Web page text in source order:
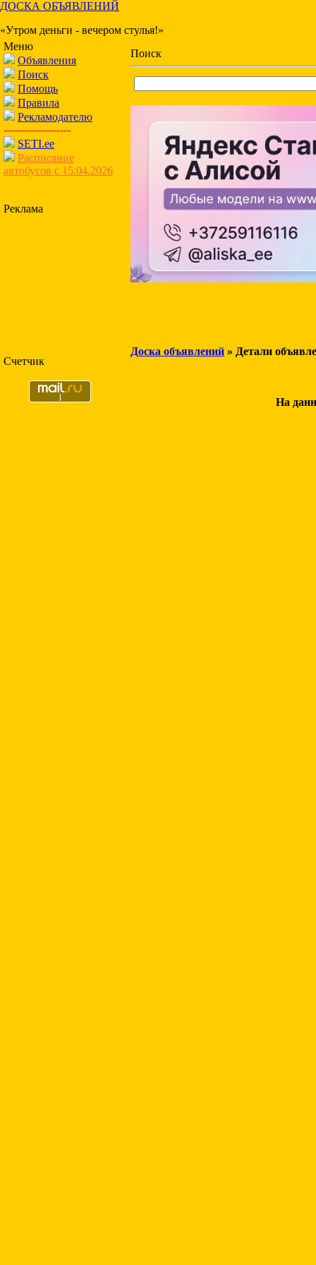
ДОСКА ОБЪЯВЛЕНИЙ
«Утром деньги - вечером стулья!»
Меню
Объявления
Поиск
Помощь
Правила
Рекламодателю
-------------------
SETI.ee
Расписание
автобусов с 15.04.2026
Реклама
Счетчик
Поиск
Доска объявлений » Детали
На